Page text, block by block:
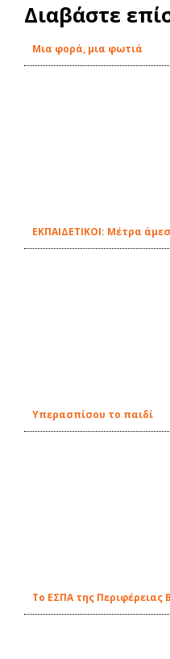
Διαβάστε
Μια φορά, μια φωτιά
EΚΠΑΙΔΕΤΙΚΟΙ: Μέτρα
Υπερασπίσου το παιδί
Το ΕΣΠΑ της Περιφέρειας